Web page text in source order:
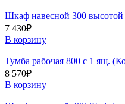
Шкаф навесной 300
7 430₽
В корзину
Тумба рабочая 800 с 1 ящ.
8 570₽
В корзину